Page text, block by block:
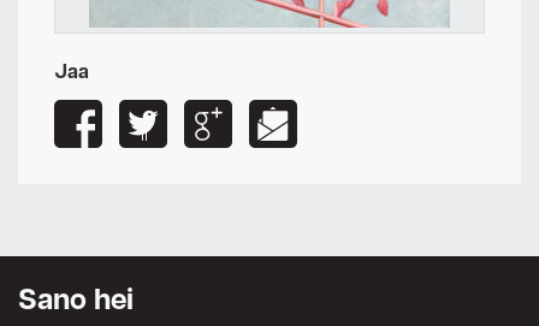
Jaa
Sano hei